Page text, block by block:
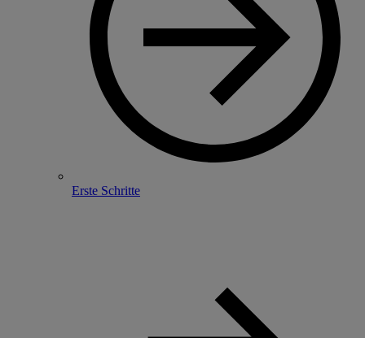
Erste Schritte